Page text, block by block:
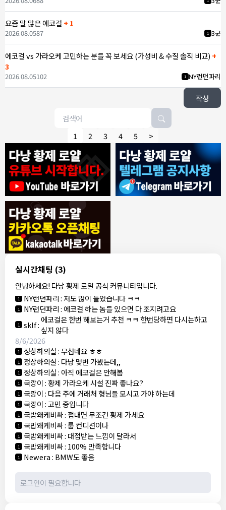
실시간채팅 (3)
안녕하세요! 다낭 황제 로얄 공식 커뮤니티입니다.
8/4/2026
1 모기한테물림:여기도 문의해보면 바로 알려줌
1 모기한테물림:정찰가보다 쌀수 없음
1 결혼안해:ㄹㅇ 팩트 ㅋㅋㅋㅋ
결혼안해:ㄹㅇ 팩트 ㅋㅋㅋㅋ
8/5/2026
NY런던파리 :다낭 에코걸 여기서 예약 가능한가요?
1 3군:에코걸 좀 조심 하는게 좋음
1 NY런던파리:저도 많이 들었습니다 ㅋㅋ
1 NY런던파리: 에코걸 하는 놈들 있으면 다 조지려고요
1 sklf: 에코걸은 한번 해보는거 추천 ㅋㅋ 한번당하면 다시는하고
싶지 않다
8/6/2026
1 정상하의실:무섭네요 ㅎㅎ
1 정상하의실: 다낭 몇번 가봤는데,,
1 정상하의실: 아직 에코걸은 안해봄
1 국깡이:황제 가라오케 시설 진짜 좋나요?
1 국깡이: 다음 주에 거래처 형님들 모시고 가야 하는데
1 국깡이:고민 중입니다
1 국밥왜케비싸: 접대면 무조건 황제 가세요
1 국밥왜케비싸:룸 컨디션이나
1 국밥왜케비싸: 대접받는 느낌이 달라서
1 국밥왜케비싸: 100% 만족합니다
1 Newera: BMW도 좋음
요즘 말 많은 에코걸 + 1
1 3군
2026.08.0587
에코걸 vs 가라오케 고민하는 분들 꼭 보세요 (가성비 & 수질 솔직 비교) +
3
1 NY런던파리
2026.08.05102
작성
1 2 3 4 5 >